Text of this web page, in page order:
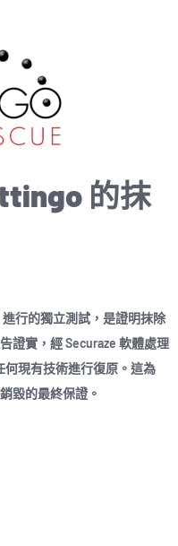
的抹
行的獨立測試，是證明抹除
證實，經 Securaze 軟體處理
現有技術進行復原。這為
毀的最終保證。